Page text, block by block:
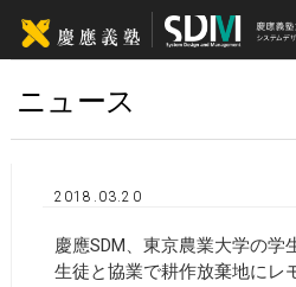
ニュース
2018.03.20
慶應SDM、東京農業大学の学
生徒と協業で耕作放棄地にレ